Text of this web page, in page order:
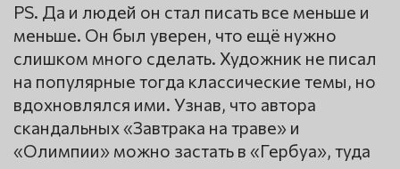
PS. Да и людей он стал писать все меньше и
меньше. Он был уверен, что ещё нужно
слишком много сделать. Художник не писал
на популярные тогда классические темы, но
вдохновлялся ими. Узнав, что автора
скандальных «Завтрака на траве» и
«Олимпии» можно застать в «Гербуа», туда